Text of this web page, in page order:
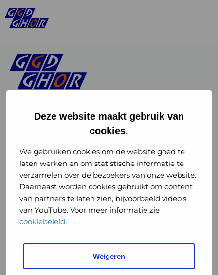
Deze website maakt gebruik van
cookies.
We gebruiken cookies om de website goed te
laten werken en om statistische informatie te
verzamelen over de bezoekers van onze website.
Daarnaast worden cookies gebruikt om content
van partners te laten zien, bijvoorbeeld video's
van YouTube. Voor meer informatie zie
cookiebeleid.
Weigeren
of
GGD
GHOR
Nederland
Instagram
of
GGD
GHOR
Nederland
GGD Reizen op social media
GGD Reizen
GGD Reisvaccinaties